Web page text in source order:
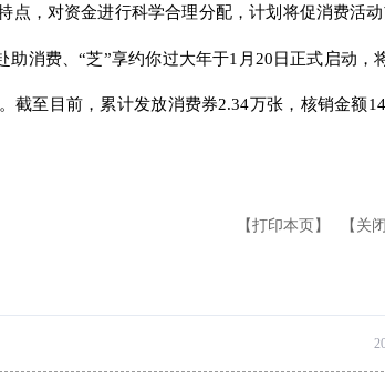
点，对资金进行科学合理分配，计划将促消费活
消费、“芝”享约你过大年于1月20日正式启动，
截至目前，累计发放消费券2.34万张，核销金额
【打印本页】 【关